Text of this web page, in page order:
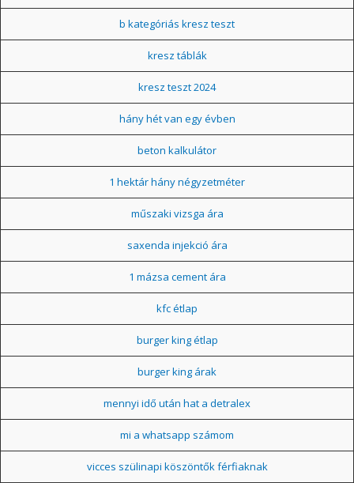
b kategóriás kresz teszt
kresz táblák
kresz teszt 2024
hány hét van egy évben
beton kalkulátor
1 hektár hány négyzetméter
műszaki vizsga ára
saxenda injekció ára
1 mázsa cement ára
kfc étlap
burger king étlap
burger king árak
mennyi idő után hat a detralex
mi a whatsapp számom
vicces szülinapi köszöntők férfiaknak